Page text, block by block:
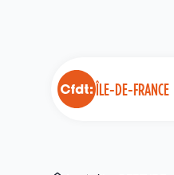
ÎLE-DE-FRANCE